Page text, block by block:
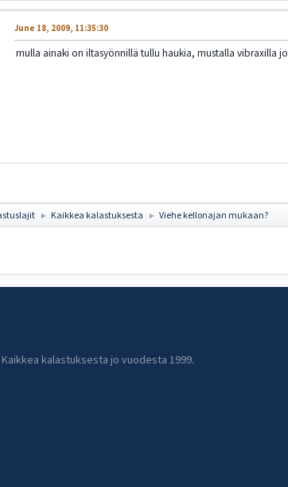
June 18, 2009, 11:35:30
mulla ainaki on iltasyönnillä tullu haukia, mustalla vibraxilla
► Kaikkea kalastuksesta ► Viehe kellonajan mukaan?
kalastuksesta jo vuodesta 1999.